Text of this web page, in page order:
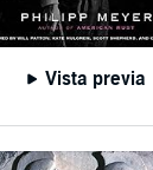
Vista previa